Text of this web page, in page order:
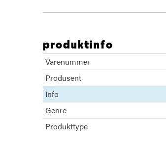
produktinfo
Varenummer
Produsent
Info
Genre
Produkttype